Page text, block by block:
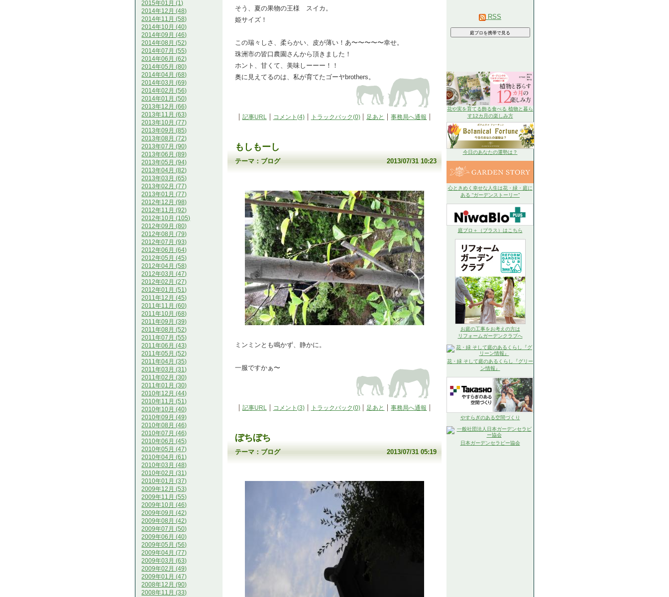
そう、夏の果物の王様 スイカ。
姫サイズ！
この瑞々しさ、柔らかい、皮が薄い！あ〜〜〜〜〜幸せ。
珠洲市の皆口農園さんから頂きました！
ホント、甘くて、美味しーーー！！
奥に見えてるのは、私が育てたゴーヤbrothers。
記事URL コメント(4) トラックバック(0) 足あと 事務局へ通報
もしもーし
テーマ：ブログ 2013/07/31 10:23
ミンミンとも鳴かず、静かに。
一服ですかぁ〜
記事URL コメント(3) トラックバック(0) 足あと 事務局へ通報
ぼちぼち
テーマ：ブログ 2013/07/31 05:19
2015年01月 (1)
2014年12月 (48)
2014年11月 (58)
2014年10月 (40)
2014年09月 (46)
2014年08月 (52)
2014年07月 (55)
2014年06月 (62)
2014年05月 (80)
2014年04月 (68)
2014年03月 (69)
2014年02月 (56)
2014年01月 (50)
2013年12月 (66)
2013年11月 (63)
2013年10月 (77)
2013年09月 (85)
2013年08月 (72)
2013年07月 (90)
2013年06月 (89)
2013年05月 (94)
2013年04月 (82)
2013年03月 (65)
2013年02月 (77)
2013年01月 (77)
2012年12月 (98)
2012年11月 (92)
2012年10月 (105)
2012年09月 (80)
2012年08月 (79)
2012年07月 (93)
2012年06月 (64)
2012年05月 (45)
2012年04月 (58)
2012年03月 (47)
2012年02月 (27)
2012年01月 (51)
2011年12月 (45)
2011年11月 (60)
2011年10月 (68)
2011年09月 (39)
2011年08月 (52)
2011年07月 (55)
2011年06月 (43)
2011年05月 (52)
2011年04月 (35)
2011年03月 (31)
2011年02月 (30)
2011年01月 (30)
2010年12月 (44)
2010年11月 (51)
2010年10月 (40)
2010年09月 (49)
2010年08月 (46)
2010年07月 (46)
2010年06月 (45)
2010年05月 (47)
2010年04月 (61)
2010年03月 (48)
2010年02月 (31)
2010年01月 (37)
2009年12月 (53)
2009年11月 (55)
2009年10月 (46)
2009年09月 (42)
2009年08月 (42)
2009年07月 (50)
2009年06月 (40)
2009年05月 (56)
2009年04月 (77)
2009年03月 (63)
2009年02月 (49)
2009年01月 (47)
2008年12月 (90)
2008年11月 (33)
RSS
花や実を育てる飾る食べる 植物と暮ら
す12カ月の楽しみ方
今日のあなたの運勢は？
心ときめく幸せな人生は花・緑・庭に
ある “ガーデンストーリー”
庭ブロ＋（プラス）はこちら
お庭の工事をお考えの方は
リフォームガーデンクラブへ
花・緑 そして庭のあるくらし『グリー
ン情報』
やすらぎのある空間づくり
日本ガーデンセラピー協会